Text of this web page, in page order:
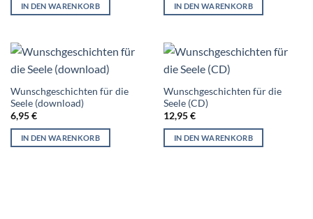
IN DEN WARENKORB IN DEN WARENKORB
Wunschgeschichten für die
Seele (download)
6,95€
IN DEN WARENKORB
Wunschgeschichten für die
Seele (CD)
12,95€
IN DEN WARENKORB